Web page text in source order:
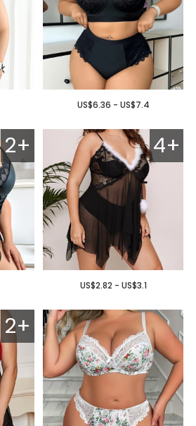
US$6.36 - US$7.4
2+ 4+
US$2.82 - US$3.1
2+